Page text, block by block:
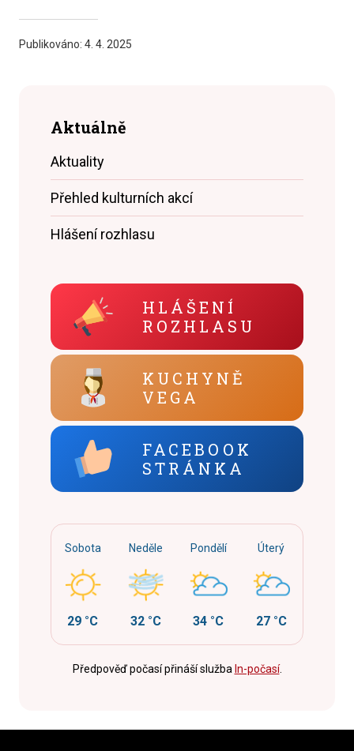
Publikováno: 4. 4. 2025
Aktuálně
Aktuality
Přehled kulturních akcí
Hlášení rozhlasu
HLÁŠENÍ
ROZHLASU
KUCHYNĚ
VEGA
FACEBOOK
STRÁNKA
Sobota
29 °C
Neděle
32 °C
Pondělí
34 °C
Úterý
27 °C
Předpověď počasí přináší služba In-počasí.